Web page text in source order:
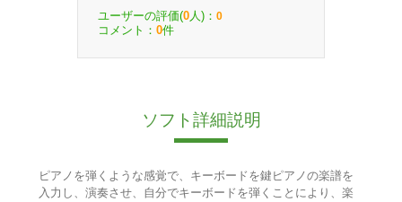
ユーザーの評価(0 人)： 0
コメント： 0件
ソフト詳細説明
ピアノを弾くような感覚で、キーボードを鍵ピアノの楽譜を
入力し、演奏させ、自分でキーボードを弾くことにより、楽